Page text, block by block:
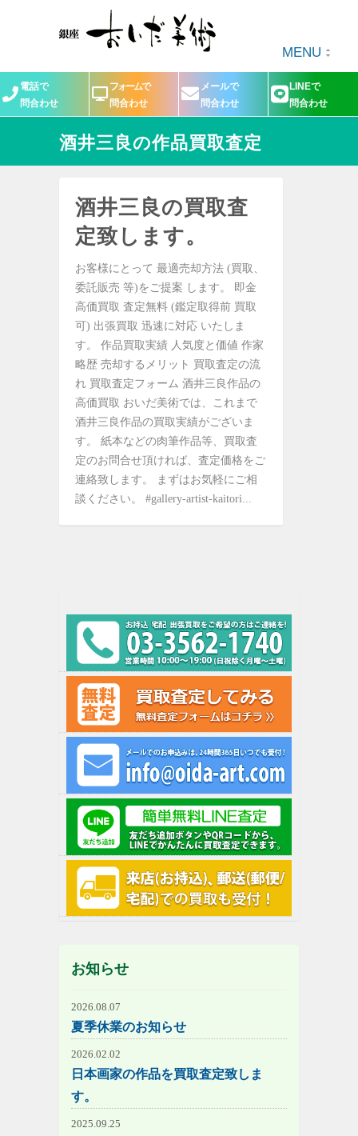
MENU
電話で
問合わせ
フォームで
問合わせ
メールで
問合わせ
LINEで
問合わせ
酒井三良の作品買取査定
酒井三良の買取査
定致します。
お客様にとって 最適売却方法 (買取、
委託販売 等)をご提案 します。 即金
高価買取 査定無料 (鑑定取得前 買取
可) 出張買取 迅速に対応 いたしま
す。 作品買取実績 人気度と価値 作家
略歴 売却するメリット 買取査定の流
れ 買取査定フォーム 酒井三良作品の
高価買取 おいだ美術では、これまで
酒井三良作品の買取実績がございま
す。 紙本などの肉筆作品等、買取査
定のお問合せ頂ければ、査定価格をご
連絡致します。 まずはお気軽にご相
談ください。 #gallery-artist-kaitori...
お知らせ
2026.08.07
夏季休業のお知らせ
2026.02.02
日本画家の作品を買取査定致しま
す。
2025.09.25